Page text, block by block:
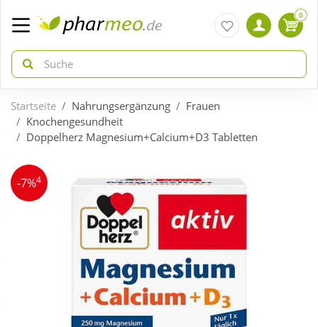
zurück
Aktuelle Coupons
zurück
Arzneimittel
0
Startseite Nahrungsergänzung
Frauen
Knochengesundheit
Doppelherz Magnesium+Calcium+D3 Tabletten
-7%4